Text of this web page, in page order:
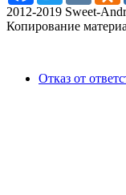
2012-2019 Sweet-
Копирование
Отказ от